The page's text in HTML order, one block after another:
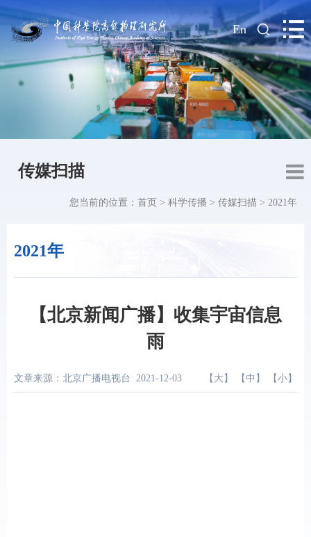
| En
传媒扫描
2021年
您当前的位置： 首页 > 科学传播 > 传媒扫描 > 2021年
【北京新闻广播】收集宇宙信息
雨
文章来源：北京广播电视台 2021-12-03 【 大 】 【 中 】 【 小 】